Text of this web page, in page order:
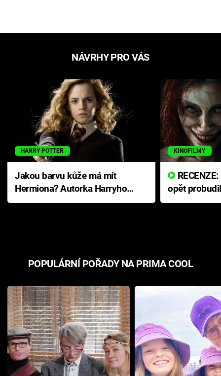
NÁVRHY PRO VÁS
HARRY POTTER
Jakou barvu kůže má mít
Hermiona? Autorka Harryho
Pottera přišla s ráznou
KINOFILMY
opět
přichází s
POPULÁRNÍ POŘADY NA PRIMA COOL